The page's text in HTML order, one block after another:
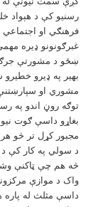
رسنیو کې د هېواد
فرهنګي او
غبرګونونو ډيره
ښځو د مشورتې
بهیر په ډيرو
مشوري او
توګه روڼ اندو په
بغاړو داسې ګوت
مجبور کړل تر څو
د سولي په کار کې
څه هم چې ټاکنې
واک د موازې
داسې مثلث له